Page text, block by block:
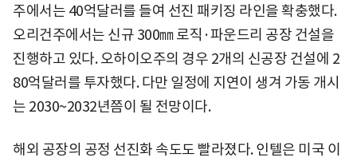
주에서는 40억달러를 들여 선진 패키징 라인을 확충했다.
오리건주에서는 신규 300㎜ 로직·파운드리 공장 건설을
진행하고 있다. 오하이오주의 경우 2개의 신공장 건설에 2
80억달러를 투자했다. 다만 일정에 지연이 생겨 가동 개시
는 2030~2032년쯤이 될 전망이다.
해외 공장의 공정 선진화 속도도 빨라졌다. 인텔은 미국 이